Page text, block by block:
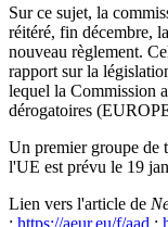
Sur ce sujet, la
réitéré, fin décembre,
nouveau règlement.
rapport sur la
lequel la Commission
dérogatoires
Un premier groupe de
l'UE est prévu le 19
Lien vers l'article de
: https://aeur.eu/f/aad ;